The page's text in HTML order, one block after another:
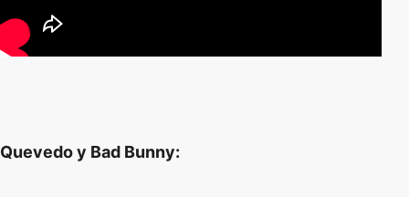
Quevedo y Bad Bunny: